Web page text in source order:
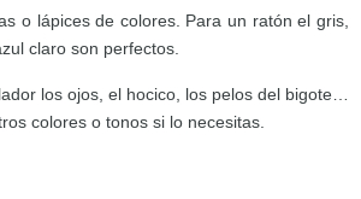
o lápices de colores. Para un ratón el gris,
claro son perfectos.
los ojos, el hocico, los pelos del bigote…
colores o tonos si lo necesitas.